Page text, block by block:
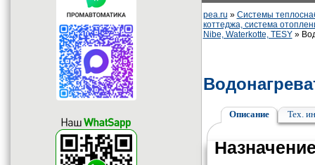
pea.ru » Системы
коттеджа, система
Nibe, Waterkotte, TESY»
Описание Тех.